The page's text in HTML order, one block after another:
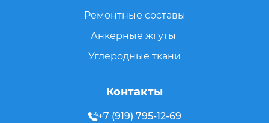
Ремонтные составы
Анкерные жгуты
Углеродные ткани
Контакты
+7 (919) 795-12-69